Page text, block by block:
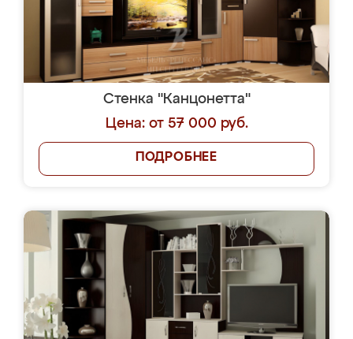
Стенка "Канцонетта"
Цена: от 57 000 руб.
ПОДРОБНЕЕ